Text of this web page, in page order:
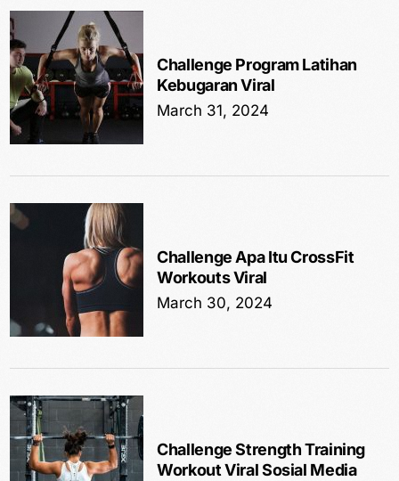
Challenge Program Latihan
Kebugaran Viral
March 31, 2024
Challenge Apa Itu CrossFit
Workouts Viral
March 30, 2024
Challenge Strength Training
Workout Viral Sosial Media